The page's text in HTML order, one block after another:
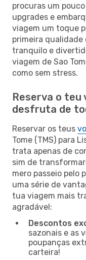
procuras um
upgrades e
viagem um toque
primeira
tranquilo e
viagem de Sao
como sem stress.
Reserva o teu
desfruta de
Reservar os teus
Tome (TMS) para
trata apenas de
sim de
mero passeio pelo
uma série de
tua viagem mais
agradável:
Descontos
sazonais e as
poupanças
carteira!